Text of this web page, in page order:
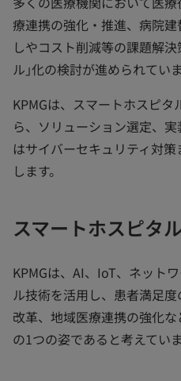
療連携の強化・推進、病院
しやコスト削減等の課題解
ル｣化の検討が進められていま
KPMGは、スマートホスピ
ら、ソリューション選定、
はサイバーセキュリティ対
します。
スマートホスピタ
KPMGは、AI、IoT、ネット
ル技術を活用し、患者満足
改革、地域医療連携の強化
の1つの姿であると考えていま